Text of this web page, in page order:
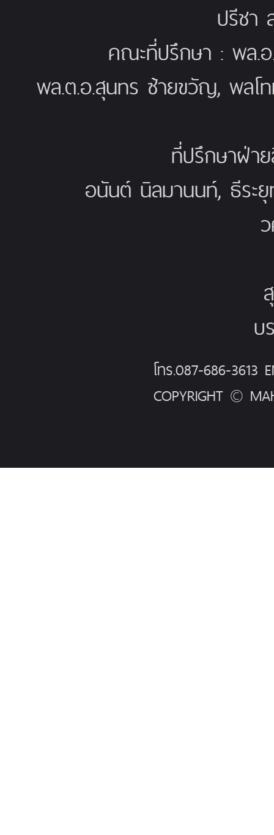
ปรีชา
คณะที่ปรึกษา : พล.
พล.ต.อ.สุนทร ซ้ายขวัญ, พล
ที่ปรึกษาฝ่า
อนันต์ นิลมานนท์, ธีร
บ
โทร.087-686-3613
COPYRIGHT ©